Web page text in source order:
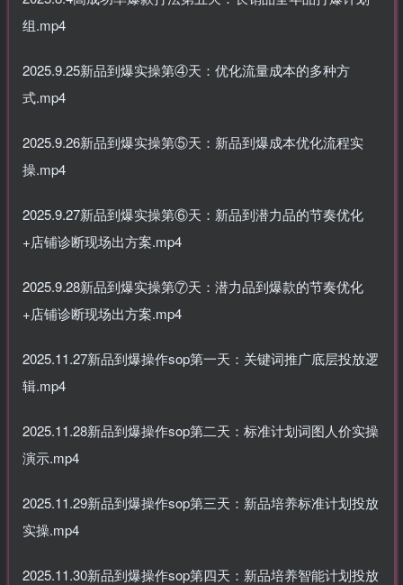
组.mp4
2025.9.25新品到爆实操第④天：优化流量成本的多种方
式.mp4
2025.9.26新品到爆实操第⑤天：新品到爆成本优化流程实
操.mp4
2025.9.27新品到爆实操第⑥天：新品到潜力品的节奏优化
+店铺诊断现场出方案.mp4
2025.9.28新品到爆实操第⑦天：潜力品到爆款的节奏优化
+店铺诊断现场出方案.mp4
2025.11.27新品到爆操作sop第一天：关键词推广底层投放逻
辑.mp4
2025.11.28新品到爆操作sop第二天：标准计划词图人价实操
演示.mp4
2025.11.29新品到爆操作sop第三天：新品培养标准计划投放
实操.mp4
2025.11.30新品到爆操作sop第四天：新品培养智能计划投放